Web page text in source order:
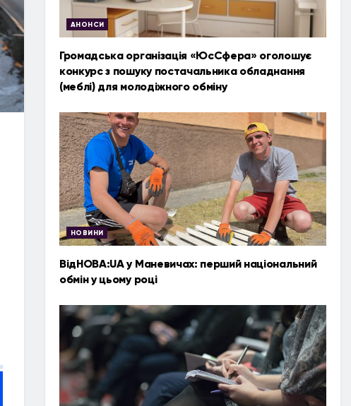
АНОНСИ
Громадська організація «ЮсСфера» оголошує
конкурс з пошуку постачальника обладнання
(меблі) для молодіжного обміну
НОВИНИ
ВідНОВА:UA у Маневичах: перший національний
обмін у цьому році